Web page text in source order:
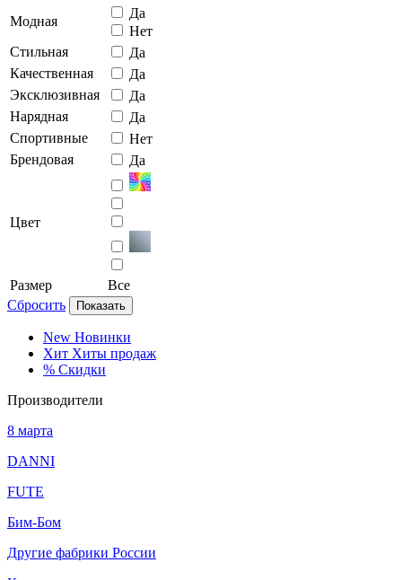
Модная
Да
Нет
Стильная
Да
Качественная
Да
Эксклюзивная
Да
Нарядная
Да
Спортивные
Нет
Брендовая
Да
Цвет
Размер
Все
Сбросить
Показать
New Новинки
Хит Хиты продаж
% Скидки
Производители
8 марта
DANNI
FUTE
Бим-Бом
Другие фабрики России